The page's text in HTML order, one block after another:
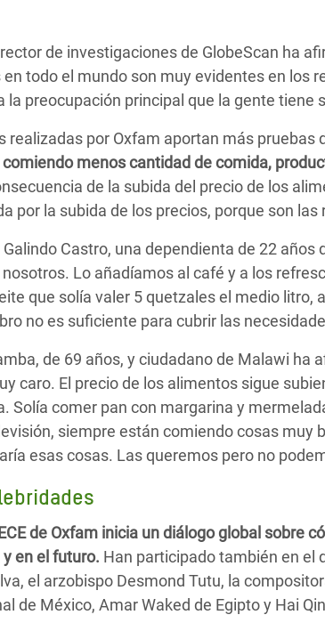
de investigaciones de GlobeScan ha
todo el mundo son muy evidentes en los
la preocupación principal que la gente tiene
realizadas por Oxfam aportan más pruebas
menos cantidad de comida,
de la subida del precio de los
por la subida de los precios, porque son
Castro, una dependienta de 22
Lo añadíamos al café y a los
que solía valer 5 quetzales el medio
no es suficiente para cubrir las
de 69 años, y ciudadano de Malawi ha
caro. El precio de los alimentos sigue
Solía comer pan con margarina y
siempre están comiendo cosas muy
esas cosas. Las queremos pero no
de Oxfam inicia un diálogo global sobre
en el futuro. Han participado también en el
el arzobispo Desmond Tutu, la
de México, Amar Waked de Egipto y Hai